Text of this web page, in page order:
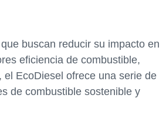
buscan reducir su impacto en
eficiencia de combustible,
EcoDiesel ofrece una serie de
de combustible sostenible y